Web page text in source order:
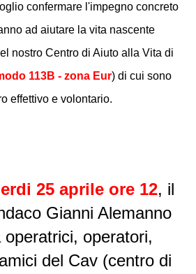
confermare l'impegno concreto
ad aiutare la vita nascente
nostro Centro di Aiuto alla Vita di
113B - zona Eur) di cui sono
effettivo e volontario.
25 aprile ore 12, il
Gianni Alemanno
operatrici, operatori,
del Cav (centro di